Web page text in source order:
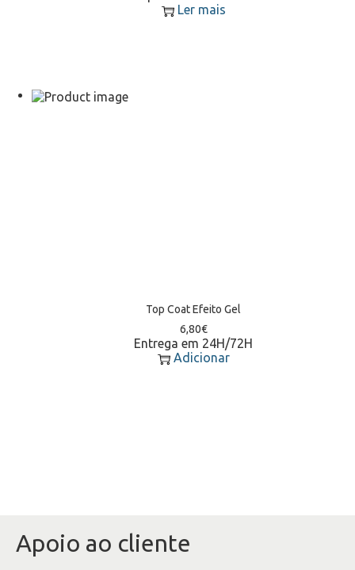
Ler mais
Top Coat Efeito Gel
6,80€
Entrega em 24H/72H
Adicionar
Apoio ao cliente